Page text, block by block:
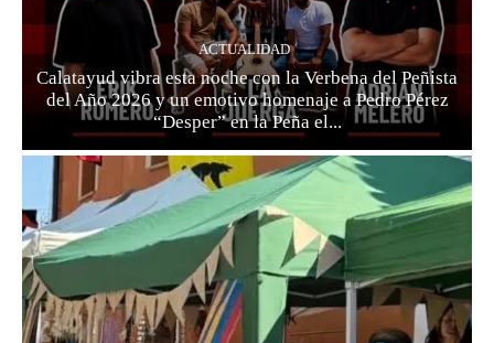
ACTUALIDAD
Calatayud vibra esta noche con la Verbena del Peñista
del Año 2026 y un emotivo homenaje a Pedro Pérez
“Desper” en la Peña el...